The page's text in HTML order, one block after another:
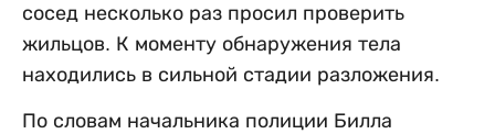
сосед несколько раз просил проверить
жильцов. К моменту обнаружения тела
находились в сильной стадии разложения.
По словам начальника полиции Билла